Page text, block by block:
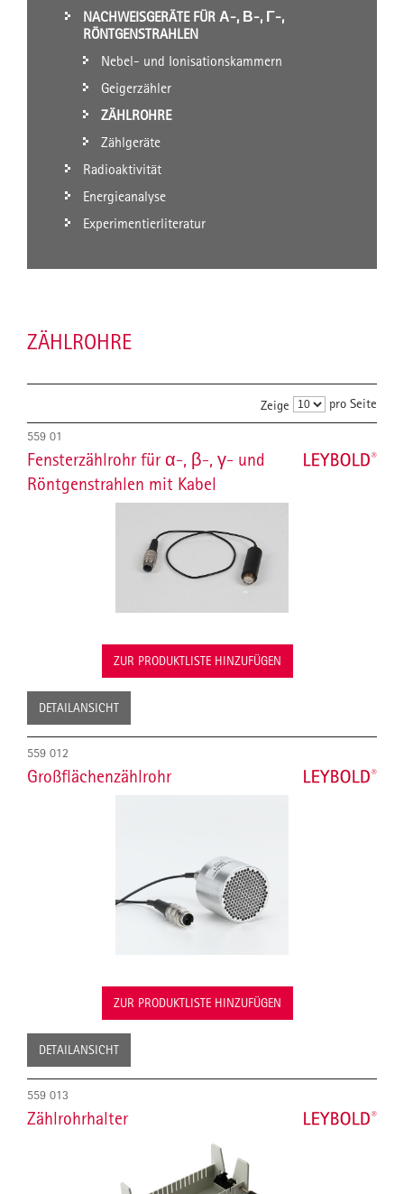
NACHWEISGERÄTE FÜR Α-, Β-, Γ-,
RÖNTGENSTRAHLEN
Nebel- und Ionisationskammern
Geigerzähler
ZÄHLROHRE
Zählgeräte
Radioaktivität
Energieanalyse
Experimentierliteratur
ZÄHLROHRE
Zeige pro Seite
559 01
Fensterzählrohr für α-, β-, γ- und
Röntgenstrahlen mit Kabel
ZUR PRODUKTLISTE HINZUFÜGEN
DETAILANSICHT
559 012
Großflächenzählrohr
ZUR PRODUKTLISTE HINZUFÜGEN
DETAILANSICHT
559 013
Zählrohrhalter